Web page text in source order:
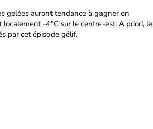
gelées auront tendance à gagner en
-4°C sur le centre-est. A priori, le
par cet épisode gélif.